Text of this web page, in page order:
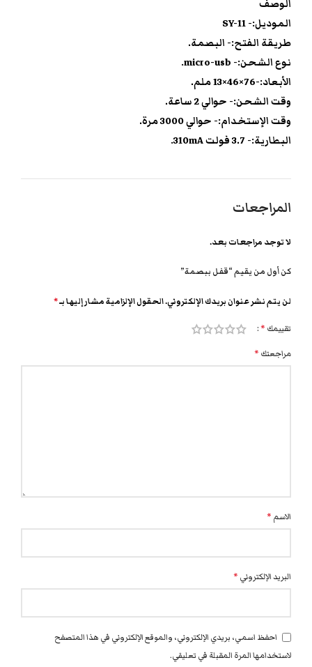
الوصف
الموديل:- SY-11
طريقة الفتح:- البصمة.
نوع الشحن:- micro-usb.
الأبعاد:-76×46×13 ملم.
وقت الشحن:- حوالي 2 ساعة.
وقت الإستخدام:- حوالي 3000 مرة.
البطارية:- 3.7 فولت 310mA.
المراجعات
لا توجد مراجعات بعد.
كن أول من يقيم “قفل ببصمة”
لن يتم نشر عنوان بريدك الإلكتروني.الحقول الإلزامية مشار إليها بـ*
تقييمك *
مراجعتك *
الاسم *
البريد الإلكتروني *
احفظ اسمي، بريدي الإلكتروني، والموقع الإلكتروني في هذا المتصفح
لاستخدامها المرة المقبلة في تعليقي.